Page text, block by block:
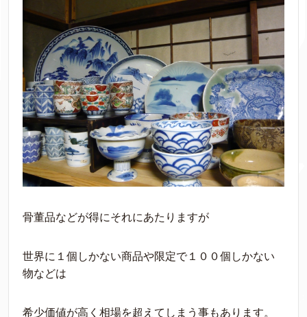
骨董品などが得にそれにあたりますが
世界に１個しかない商品や限定で１００個しかない
物などは
希少価値が高く相場を超えてしまう事もあります。